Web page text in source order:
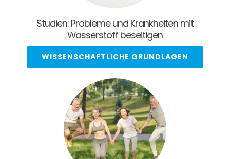
Studien: Probleme und Krankheiten mit
Wasserstoff beseitigen
WISSENSCHAFTLICHE GRUNDLAGEN